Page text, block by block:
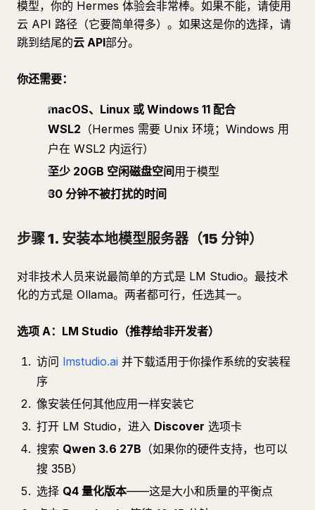
模型，你的 Hermes 体验会非常棒。如果不能，请使用
云 API 路径（它要简单得多）。如果这是你的选择，请
跳到结尾的云 API部分。
你还需要：
macOS、Linux 或 Windows 11 配合
WSL2 （Hermes 需要 Unix 环境；Windows 用
户在 WSL2 内运行）
至少 20GB 空闲磁盘空间用于模型
30 分钟不被打扰的时间
步骤 1. 安装本地模型服务器（15 分钟）
对非技术人员来说最简单的方式是 LM Studio。最技术
化的方式是 Ollama。两者都可行，任选其一。
选项 A：LM Studio（推荐给非开发者）
访问 lmstudio.ai 并下载适用于你操作系统的安装程
序
像安装任何其他应用一样安装它
打开 LM Studio，进入 Discover 选项卡
搜索 Qwen 3.6 27B （如果你的硬件支持，也可以
搜 35B）
选择 Q4 量化版本——这是大小和质量的平衡点